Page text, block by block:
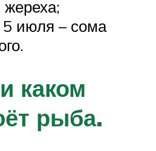
июля – сома
каком
рыба.